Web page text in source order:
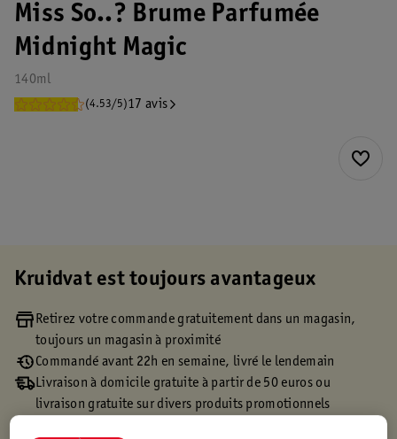
Miss So..? Brume Parfumée
Midnight Magic
140ml
(4.53/5)17 avis
Kruidvat est toujours avantageux
Retirez votre commande gratuitement dans un magasin,
toujours un magasin à proximité
Commandé avant 22h en semaine, livré le lendemain
Livraison à domicile gratuite à partir de 50 euros ou
livraison gratuite sur divers produits promotionnels